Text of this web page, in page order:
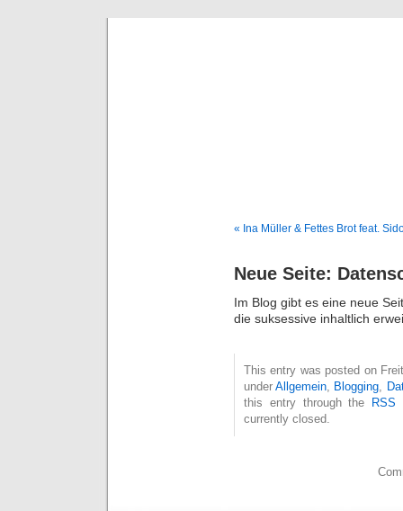
« Ina Müller & Fettes Brot feat.
Neue Seite:
Im Blog gibt es eine neue
die suksessive inhaltlich
This entry was posted on
underAllgemein Blogging
this entry through the RSS
currently closed.